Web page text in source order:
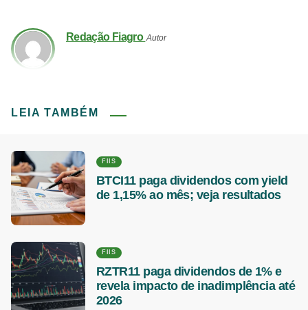
Redação Fiagro Autor
LEIA TAMBÉM
FIIS
BTCI11 paga dividendos com yield
de 1,15% ao mês; veja resultados
FIIS
RZTR11 paga dividendos de 1% e
revela impacto de inadimplência até
2026